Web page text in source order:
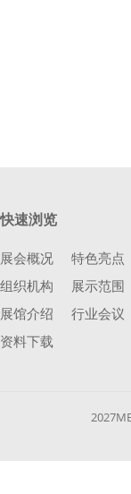
快速浏览
展会概况
特色亮点
组织机构
展示范围
展馆介绍
行业会议
资料下载